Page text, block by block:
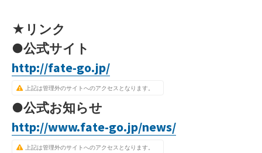
★リンク
●公式サイト
http://fate-go.jp/
上記は管理外のサイトへのアクセスとなります。
●公式お知らせ
http://www.fate-go.jp/news/
上記は管理外のサイトへのアクセスとなります。